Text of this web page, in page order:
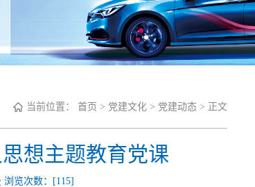
当前位置： 首页 > 党建文化 > 党建动态 > 正文
想主题教育党课
浏览次数：[115]